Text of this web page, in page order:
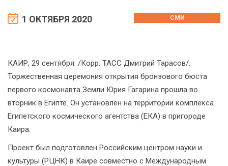
1 ОКТЯБРЯ 2020 СМИ
КАИР, 29 сентября. /Корр. ТАСС Дмитрий Тарасов/.
Торжественная церемония открытия бронзового бюста
первого космонавта Земли Юрия Гагарина прошла во
вторник в Египте. Он установлен на территории комплекса
Египетского космического агентства (ЕКА) в пригороде
Каира.
Проект был подготовлен Российским центром науки и
культуры (РЦНК) в Каире совместно с Международным